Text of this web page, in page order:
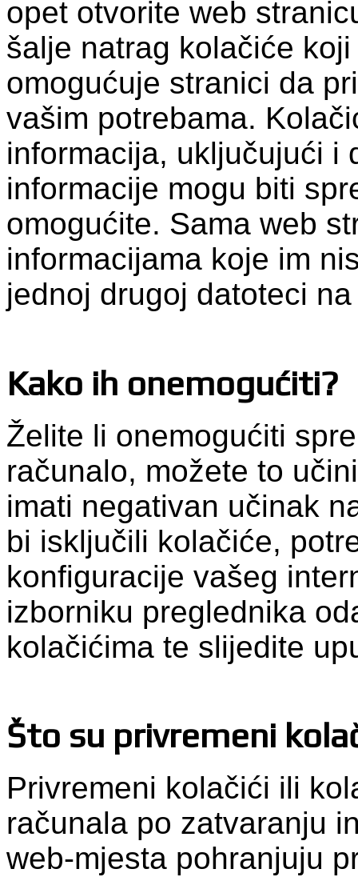
opet otvorite web
šalje natrag kolačiće
omogućuje stranici da
vašim potrebama.
informacija, uključujući i
informacije mogu biti
omogućite. Sama web
informacijama koje im
jednoj drugoj datoteci
Kako ih onemogućiti?
Želite li onemogućiti
računalo, možete to
imati negativan učinak
bi isključili kolačiće,
konfiguracije vašeg
izborniku preglednika
kolačićima te slijedite
Što su privremeni
Privremeni kolačići ili
računala po zatvaranju
web-mjesta pohranjuju